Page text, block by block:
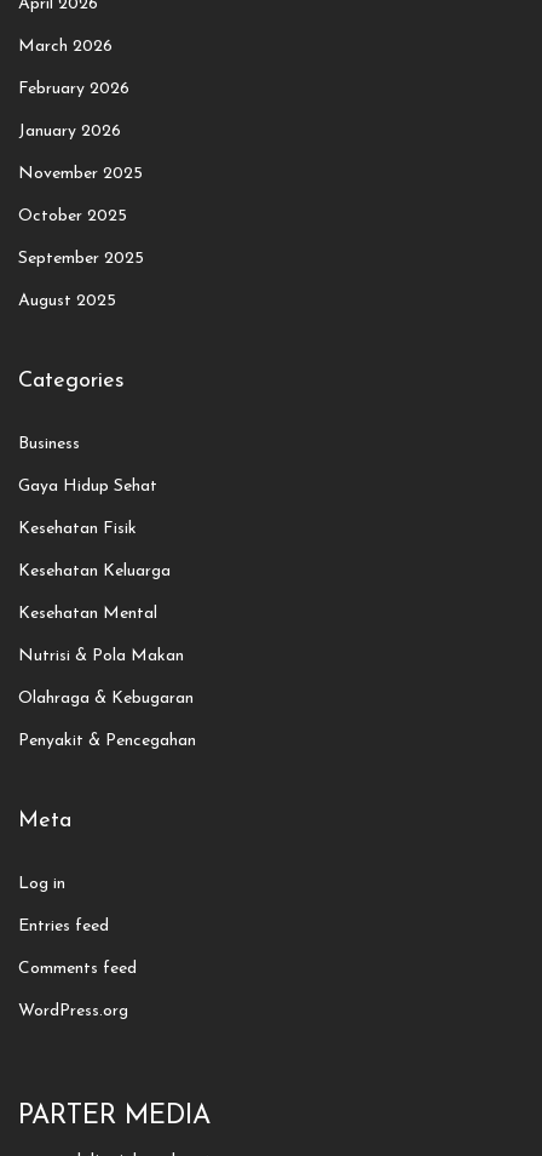
April 2026
March 2026
February 2026
January 2026
November 2025
October 2025
September 2025
August 2025
Categories
Business
Gaya Hidup Sehat
Kesehatan Fisik
Kesehatan Keluarga
Kesehatan Mental
Nutrisi & Pola Makan
Olahraga & Kebugaran
Penyakit & Pencegahan
Meta
Log in
Entries feed
Comments feed
WordPress.org
PARTER MEDIA